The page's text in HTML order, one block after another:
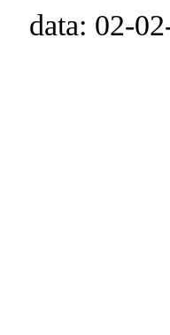
data: 02-